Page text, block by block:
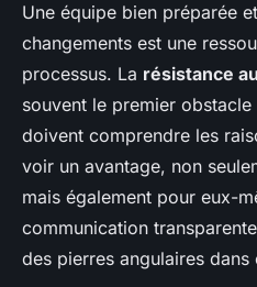
Une équipe bien préparée
changements est une
processus. La résistance
souvent le premier
doivent comprendre les
voir un avantage, non
mais également pour eux-
communication
des pierres angulaires dans